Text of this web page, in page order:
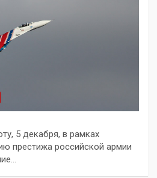
5 декабря, в рамках
престижа российской армии